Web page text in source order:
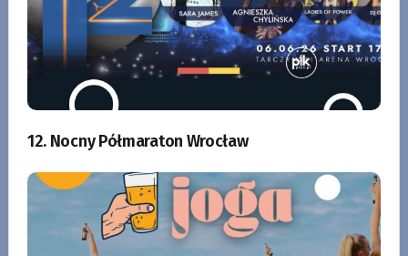
12. Nocny Półmaraton Wrocław